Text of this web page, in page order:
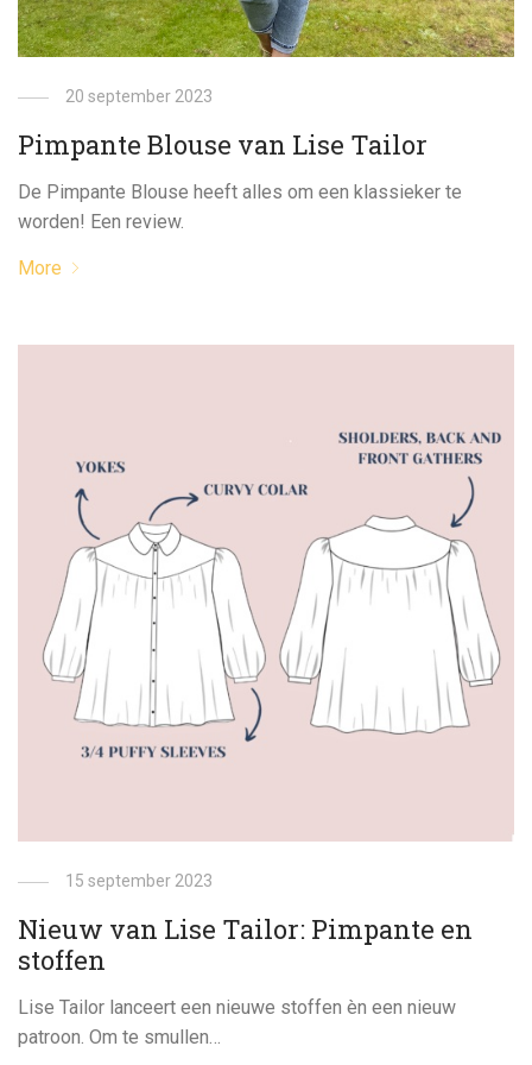
20 september 2023
Pimpante Blouse van Lise Tailor
De Pimpante Blouse heeft alles om een klassieker te
worden! Een review.
More
15 september 2023
Nieuw van Lise Tailor: Pimpante en
stoffen
Lise Tailor lanceert een nieuwe stoffen èn een nieuw
patroon. Om te smullen…